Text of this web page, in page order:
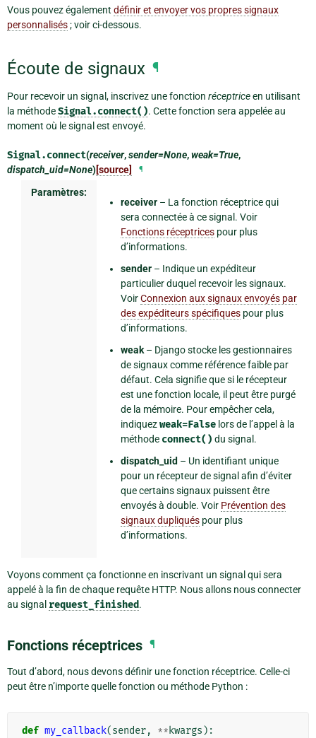
Vous pouvez également définir et envoyer vos propres signaux
personnalisés; voir ci-dessous.
Écoute de signaux ¶
Pour recevoir un signal, inscrivez une fonction réceptriceen utilisant
la méthodeSignal.connect(). Cette fonction sera appelée au
moment où le signal est envoyé.
Signal.connect(receiver,sender=None,weak=True,
dispatch_uid=None)[source] ¶
Paramètres:
receiver– La fonction réceptrice qui
sera connectée à ce signal. Voir
Fonctions réceptricespour plus
d’informations.
sender– Indique un expéditeur
particulier duquel recevoir les signaux.
VoirConnexion aux signaux envoyés par
des expéditeurs spécifiquespour plus
d’informations.
weak– Django stocke les gestionnaires
de signaux comme référence faible par
défaut. Cela signifie que si le récepteur
est une fonction locale, il peut être purgé
de la mémoire. Pour empêcher cela,
indiquezweak=Falselors de l’appel à la
méthode connect() du signal.
dispatch_uid – Un identifiant unique
pour un récepteur de signal afin d’éviter
que certains signaux puissent être
envoyés à double. Voir Prévention des
signaux dupliquéspour plus
d’informations.
Voyons comment ça fonctionne en inscrivant un signal qui sera
appelé à la fin de chaque requête HTTP. Nous allons nous connecter
au signal request_finished.
Fonctions réceptrices ¶
Tout d’abord, nous devons définir une fonction réceptrice. Celle-ci
peut être n’importe quelle fonction ou méthode Python :
def my_callback(sender, ** kwargs ):